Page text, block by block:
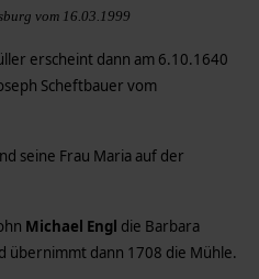
vom 16.03.1999
erscheint dann am 6.10.1640
Scheftbauer vom
seine Frau Maria auf der
Michael Engl die Barbara
übernimmt dann 1708 die Mühle.